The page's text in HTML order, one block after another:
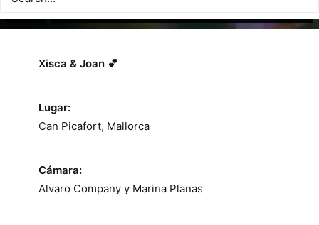
Xisca & Joan 💕
Lugar:
Can Picafort, Mallorca
Cámara:
Alvaro Company y Marina Planas